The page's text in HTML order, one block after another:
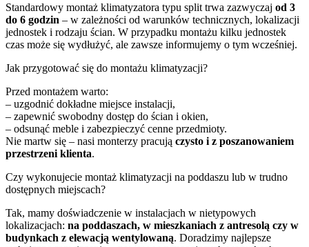
Standardowy montaż klimatyzatora typu split trwa zazwyczaj od 3
do 6 godzin – w zależności od warunków technicznych, lokalizacji
jednostek i rodzaju ścian. W przypadku montażu kilku jednostek
czas może się wydłużyć, ale zawsze informujemy o tym wcześniej.
Jak przygotować się do montażu klimatyzacji?
Przed montażem warto:
– uzgodnić dokładne miejsce instalacji,
– zapewnić swobodny dostęp do ścian i okien,
– odsunąć meble i zabezpieczyć cenne przedmioty.
Nie martw się – nasi monterzy pracują czysto i z poszanowaniem
przestrzeni klienta.
Czy wykonujecie montaż klimatyzacji na poddaszu lub w trudno
dostępnych miejscach?
Tak, mamy doświadczenie w instalacjach w nietypowych
lokalizacjach: na poddaszach, w mieszkaniach z antresolą czy w
budynkach z elewacją wentylowaną. Doradzimy najlepsze